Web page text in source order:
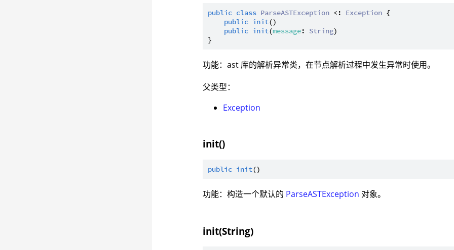
public class ParseASTException <: Exception {
public init()
public init(message: String)
功能：ast 库的解析异常类，在节点解析过程中发生异常时使用。
父类型：
Exception
init()
public init
功能：构造一个默认的 ParseASTException 对象。
init(String)